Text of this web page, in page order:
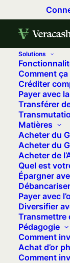
Solutions
Comment
Créditer
Payer avec
Transférer
Matières
Acheter du
Acheter du
Acheter de
Quel est
Épargner
Débancariser
Payer avec
Diversifier
Transmettre
Pédagogie
Comment
Achat d’or
Comment
Accueil
Page 5)
Analyse
le cours des